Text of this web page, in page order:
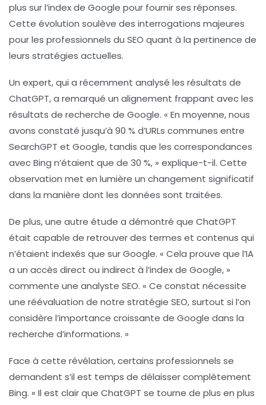
plus sur l’index de Google pour fournir ses réponses.
Cette évolution soulève des interrogations majeures
pour les professionnels du SEO quant à la pertinence de
leurs stratégies actuelles.
Un expert, qui a récemment analysé les résultats de
ChatGPT, a remarqué un alignement frappant avec les
résultats de recherche de Google. « En moyenne, nous
avons constaté jusqu’à 90 % d’URLs communes entre
SearchGPT et Google, tandis que les correspondances
avec Bing n’étaient que de 30 %, » explique-t-il. Cette
observation met en lumière un changement significatif
dans la manière dont les données sont traitées.
De plus, une autre étude a démontré que ChatGPT
était capable de retrouver des termes et contenus qui
n’étaient indexés que sur Google. « Cela prouve que l’IA
a un accès direct ou indirect à l’index de Google, »
commente une analyste SEO. « Ce constat nécessite
une réévaluation de notre stratégie SEO, surtout si l’on
considère l’importance croissante de Google dans la
recherche d’informations. »
Face à cette révélation, certains professionnels se
demandent s’il est temps de délaisser complètement
Bing. « Il est clair que ChatGPT se tourne de plus en plus